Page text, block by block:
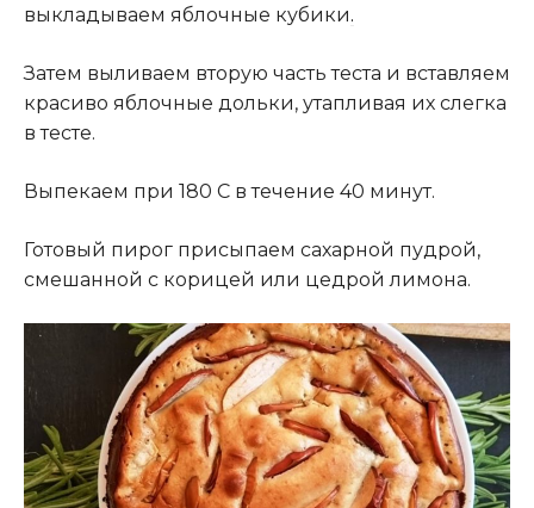
выкладываем яблочные кубики.
Затем выливаем вторую часть теста и вставляем
красиво яблочные дольки, утапливая их слегка
в тесте.
Выпекаем при 180 С в течение 40 минут.
Готовый пирог присыпаем сахарной пудрой,
смешанной с корицей или цедрой лимона.